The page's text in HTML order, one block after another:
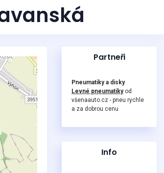
Partneři
Pneumatiky a disky
Levné pneumatikyod
všenaauto.cz - pneu rychle
a za dobrou cenu
Info